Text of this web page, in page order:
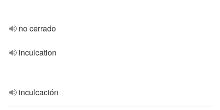
no cerrado
inculcation
inculcación